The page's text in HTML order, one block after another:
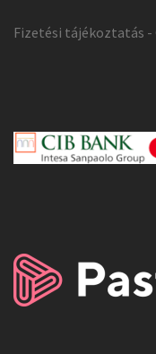
Fizetési tájékoztatás -